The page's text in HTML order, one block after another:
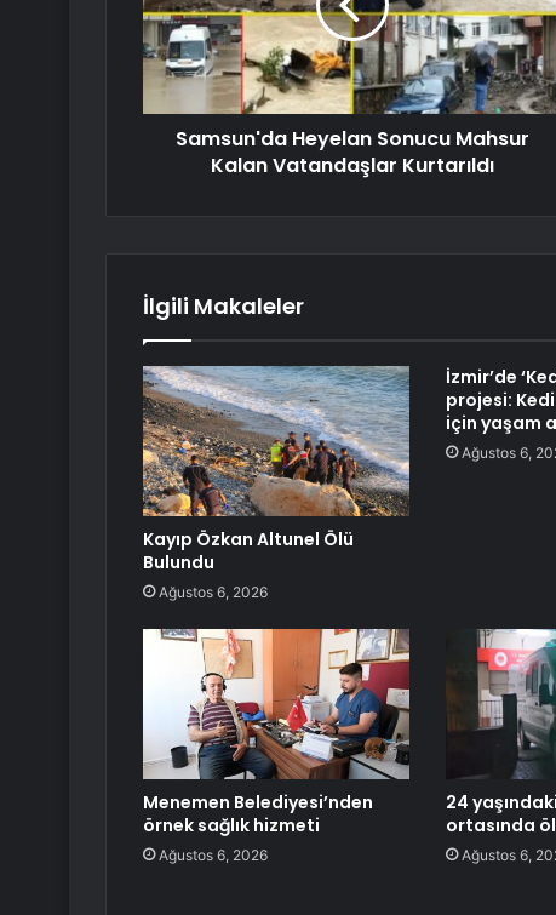
Samsun'da Heyelan Sonucu Mahsur
Kalan Vatandaşlar Kurtarıldı
İlgili Makaleler
Kayıp Özkan Altunel Ölü
Bulundu
Ağustos 6, 2026
İzmir’de
projesi:
için yaşam
Ağustos 6,
Menemen Belediyesi’nden
örnek sağlık hizmeti
Ağustos 6, 2026
24
ortasında
Ağustos 6,